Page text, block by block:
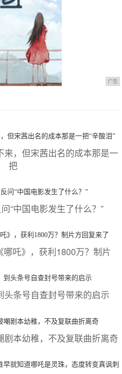
广告
，但宋茜出名的成本那是一
把
“中国电影发生了什么？”
吒》，获利1800万？制片
头条号自查封号带来的启示
剧本幼稚，不及复联曲折离奇